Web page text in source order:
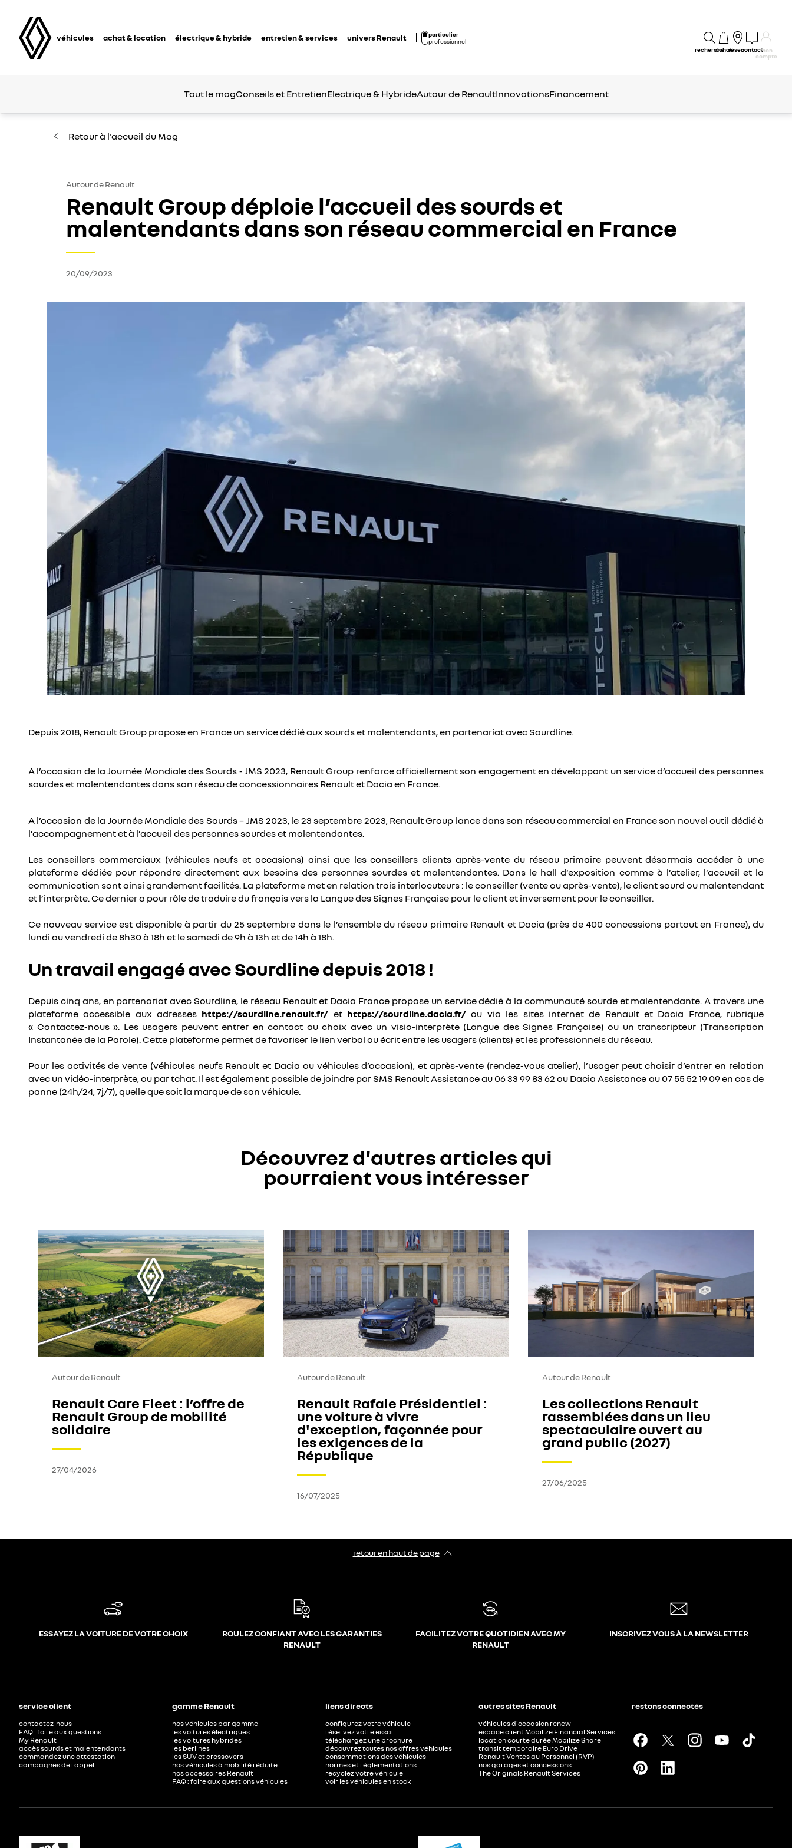
véhicules achat & location électrique & hybride entretien & services univers Renault
particulier
professionnel
rechercheachatréseaucontactmon
compte
Tout le magConseils et EntretienElectrique & HybrideAutour de RenaultInnovationsFinancement
Retour à l'accueil du Mag
Autour de Renault
Renault Group déploie l’accueil des sourds et
malentendants dans son réseau commercial en France
20/09/2023
Depuis 2018, Renault Group propose en France un service dédié aux sourds et malentendants, en partenariat avec Sourdline.
A l’occasion de la Journée Mondiale des Sourds - JMS 2023, Renault Group renforce officiellement son engagement en développant un service d’accueil des personnes
sourdes et malentendantes dans son réseau de concessionnaires Renault et Dacia en France.
A l’occasion de la Journée Mondiale des Sourds – JMS 2023, le 23 septembre 2023, Renault Group lance dans son réseau commercial en France son nouvel outil dédié à
l’accompagnement et à l’accueil des personnes sourdes et malentendantes.
Les conseillers commerciaux (véhicules neufs et occasions) ainsi que les conseillers clients après-vente du réseau primaire peuvent désormais accéder à une
plateforme dédiée pour répondre directement aux besoins des personnes sourdes et malentendantes. Dans le hall d’exposition comme à l’atelier, l’accueil et la
communication sont ainsi grandement facilités. La plateforme met en relation trois interlocuteurs : le conseiller (vente ou après-vente), le client sourd ou malentendant
et l’interprète. Ce dernier a pour rôle de traduire du français vers la Langue des Signes Française pour le client et inversement pour le conseiller.
Ce nouveau service est disponible à partir du 25 septembre dans le l’ensemble du réseau primaire Renault et Dacia (près de 400 concessions partout en France), du
lundi au vendredi de 8h30 à 18h et le samedi de 9h à 13h et de 14h à 18h.
Un travail engagé avec Sourdline depuis 2018 !
Depuis cinq ans, en partenariat avec Sourdline, le réseau Renault et Dacia France propose un service dédié à la communauté sourde et malentendante. A travers une
plateforme accessible aux adresses https://sourdline.renault.fr/ et https://sourdline.dacia.fr/ ou via les sites internet de Renault et Dacia France, rubrique
« Contactez-nous ». Les usagers peuvent entrer en contact au choix avec un visio-interprète (Langue des Signes Française) ou un transcripteur (Transcription
Instantanée de la Parole). Cette plateforme permet de favoriser le lien verbal ou écrit entre les usagers (clients) et les professionnels du réseau.
Pour les activités de vente (véhicules neufs Renault et Dacia ou véhicules d’occasion), et après-vente (rendez-vous atelier), l’usager peut choisir d’entrer en relation
avec un vidéo-interprète, ou par tchat. Il est également possible de joindre par SMS Renault Assistance au 06 33 99 83 62 ou Dacia Assistance au 07 55 52 19 09 en cas de
panne (24h/24, 7j/7), quelle que soit la marque de son véhicule.
Découvrez d'autres articles qui
pourraient vous intéresser
Autour de Renault
Renault Care Fleet : l’offre de
Renault Group de mobilité
solidaire
27/04/2026
Autour de Renault
Renault Rafale Présidentiel :
une voiture à vivre
d'exception, façonnée pour
les exigences de la
République
16/07/2025
Autour de Renault
Les collections Renault
rassemblées dans un lieu
spectaculaire ouvert au
grand public (2027)
27/06/2025
retour en haut de page​
ESSAYEZ LA VOITURE DE VOTRE CHOIX
ROULEZ CONFIANT AVEC LES GARANTIES
RENAULT
FACILITEZ VOTRE QUOTIDIEN AVEC MY
RENAULT
INSCRIVEZ VOUS À LA NEWSLETTER
service client
contactez-nous
FAQ : foire aux questions
My Renault
accès sourds et malentendants
commandez une attestation
campagnes de rappel
gamme Renault
nos véhicules par gamme
les voitures électriques
les voitures hybrides
les berlines
les SUV et crossovers
nos véhicules à mobilité réduite
nos accessoires Renault​
FAQ : foire aux questions véhicules
liens directs
configurez votre véhicule
réservez votre essai
téléchargez une brochure
découvrez toutes nos offres véhicules
consommations des véhicules
normes et réglementations
recyclez votre véhicule
voir les véhicules en stock
autres sites Renault
véhicules d'occasion renew
espace client Mobilize Financial Services
location courte durée Mobilize Share
transit temporaire Euro Drive
Renault Ventes au Personnel (RVP)
nos garages et concessions
The Originals Renault Services
restons connectés